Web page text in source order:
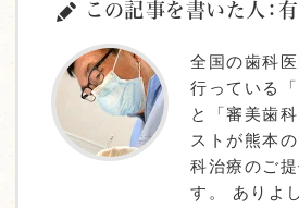
この記事を書いた人：
全国の歯科
行っている「
と「審美歯
ストが熊本
科治療のご
す。 ありよ